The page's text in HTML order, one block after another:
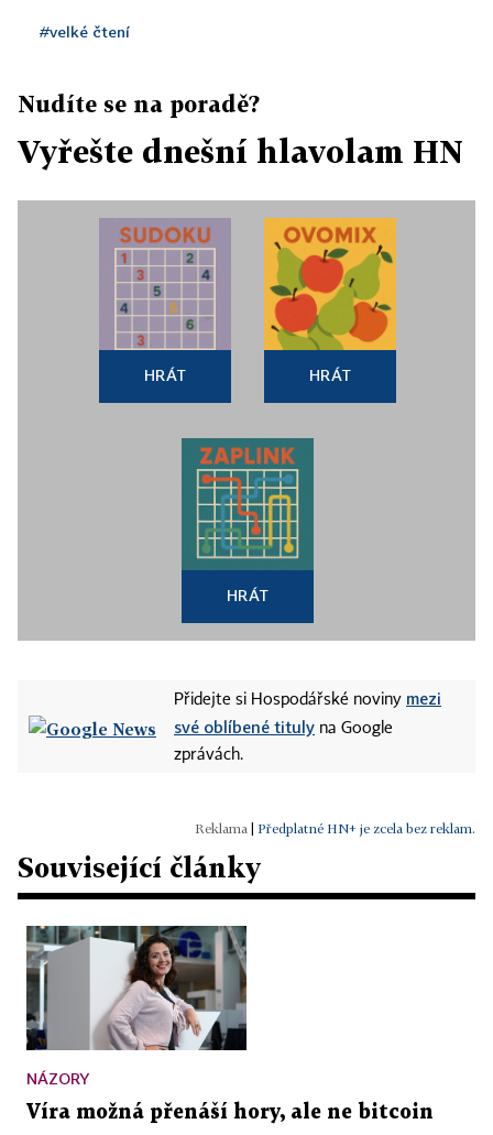
#velké čtení
Nudíte se na poradě?
Vyřešte dnešní hlavolam HN
HRÁT HRÁT
HRÁT
Přidejte si Hospodářské noviny mezi
své oblíbené tituly na Google
zprávách.
Předplatné HN+ je zcela bez reklam.
Související články
NÁZORY
Víra možná přenáší hory, ale ne bitcoin